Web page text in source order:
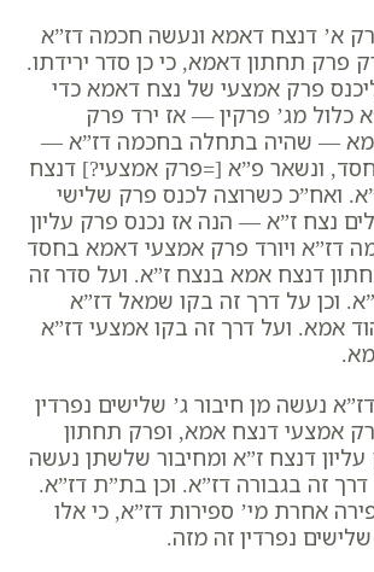
א’ דנצח דאמא ונעשה חכמה דז”א
פרק תחתון דאמא, כי כן סדר ירידתו.
פרק אמצעי של נצח דאמא כדי
כלול מג’ פרקין — אז ירד פרק
— שהיה בתחלה בחכמה דז”א —
ונשאר פ”א [=פרק אמצעי?] דנצח
ואח”כ כשרוצה לכנס פרק שלישי
נצח ז”א — הנה אז נכנס פרק עליון
דז”א ויורד פרק אמצעי דאמא בחסד
דנצח אמא בנצח ז”א. ועל סדר זה
וכן על דרך זה בקו שמאל דז”א
אמא. ועל דרך זה בקו אמצעי דז”א
נעשה מן חיבור ג’ שלישים נפרדין
אמצעי דנצח אמא, ופרק תחתון
דנצח ז”א ומחיבור שלשתן נעשה
זה בגבורה דז”א. וכן בת”ת דז”א.
אחרת מי’ ספירות דז”א, כי אלו
נפרדין זה מזה.